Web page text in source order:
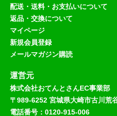
配送・送料・お支払いについて
返品・交換について
マイページ
新規会員登録
メールマガジン購読
運営元
株式会社おてんとさんEC事業部
〒989-6252 宮城県大崎市古川荒
電話番号：0120-915-006